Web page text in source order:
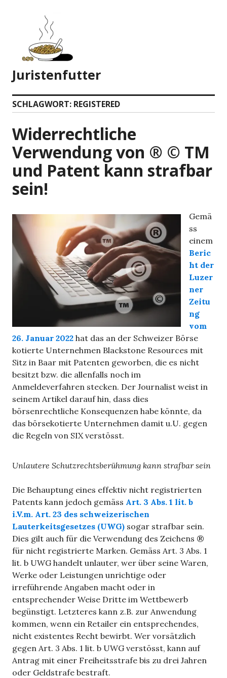
springen
Juristenfutter
SCHLAGWORT: REGISTERED
Widerrechtliche
Verwendung von ® © TM
und Patent kann strafbar
sein!
Gemä
ss
einem
Beric
ht der
Luzer
ner
Zeitu
ng
vom
26. Januar 2022 hat das an der Schweizer Börse
kotierte Unternehmen Blackstone Resources mit
Sitz in Baar mit Patenten geworben, die es nicht
besitzt bzw. die allenfalls noch im
Anmeldeverfahren stecken. Der Journalist weist in
seinem Artikel darauf hin, dass dies
börsenrechtliche Konsequenzen habe könnte, da
das börsekotierte Unternehmen damit u.U. gegen
die Regeln von SIX verstösst.
Unlautere Schutzrechtsberühmung kann strafbar sein
Die Behauptung eines effektiv nicht registrierten
Patents kann jedoch gemäss Art. 3 Abs. 1 lit. b
i.V.m. Art. 23 des schweizerischen
Lauterkeitsgesetzes (UWG) sogar strafbar sein.
Dies gilt auch für die Verwendung des Zeichens ®
für nicht registrierte Marken. Gemäss Art. 3 Abs. 1
lit. b UWG handelt unlauter, wer über seine Waren,
Werke oder Leistungen unrichtige oder
irreführende Angaben macht oder in
entsprechender Weise Dritte im Wettbewerb
begünstigt. Letzteres kann z.B. zur Anwendung
kommen, wenn ein Retailer ein entsprechendes,
nicht existentes Recht bewirbt. Wer vorsätzlich
gegen Art. 3 Abs. 1 lit. b UWG verstösst, kann auf
Antrag mit einer Freiheitsstrafe bis zu drei Jahren
oder Geldstrafe bestraft.